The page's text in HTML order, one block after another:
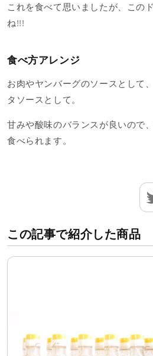
これを食べて思いましたが、この
ね!!!
食べ方アレンジ
お肉やヤンバーグのソースとして
タソースとして。
甘みや酸味のバランスが良いので
食べられます。
この記事で紹介した商品